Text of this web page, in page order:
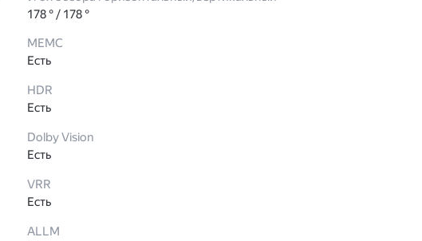
178 ° / 178 °
МЕМС
Есть
HDR
Есть
Dolby Vision
Есть
VRR
Есть
ALLM